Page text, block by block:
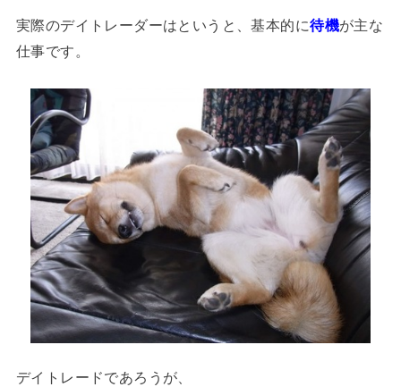
実際のデイトレーダーはというと、基本的に待機が主な
仕事です。
デイトレードであろうが、